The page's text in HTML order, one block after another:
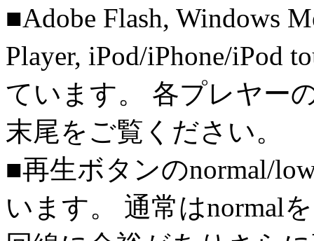
■Adobe Flash, Windows
Player, iPod/iPhone/iPod
ています。 各プレヤー
末尾をご覧ください。
■再生ボタンのnormal/
います。 通常はnormal